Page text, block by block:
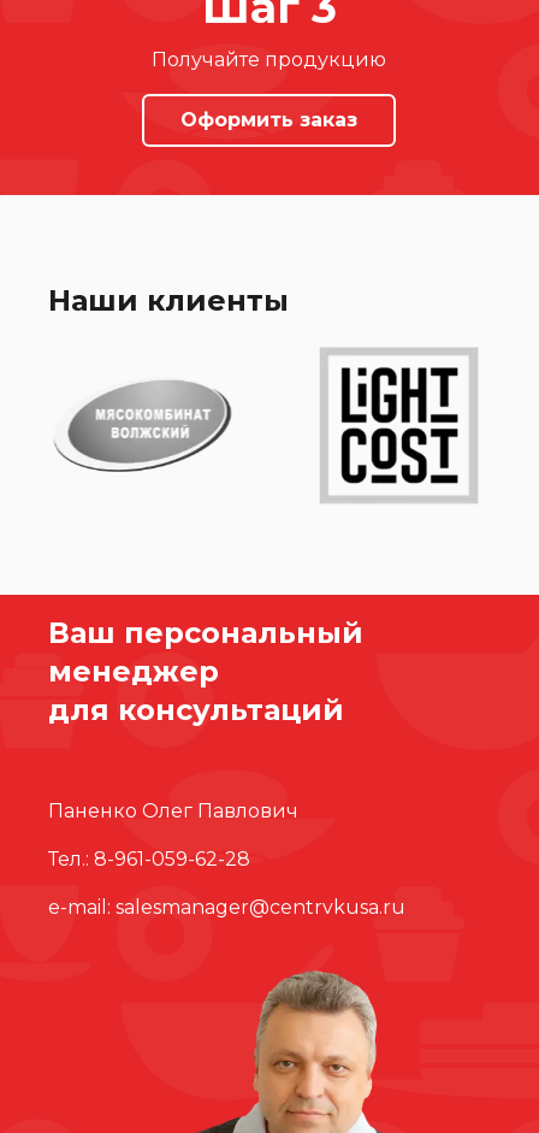
Получайте продукцию
Оформить заказ
Наши клиенты
Ваш персональный
менеджер
для консультаций
Паненко Олег Павлович
Тел.: 8-961-059-62-28
e-mail: salesmanager@centrvkusa.ru